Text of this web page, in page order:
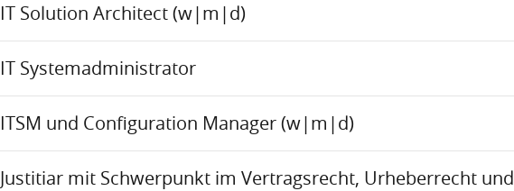
IT Solution Architect (w|m|d)
IT Systemadministrator
ITSM und Configuration Manager (w|m|d)
Justitiar mit Schwerpunkt im Vertragsrecht, Urheberrecht und